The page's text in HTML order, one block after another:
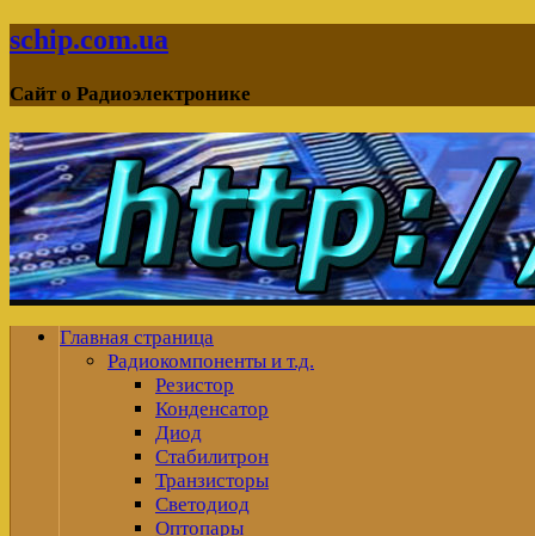
schip.com.ua
Сайт о Радиоэлектронике
Главная страница
Радиокомпоненты и т.д.
Резистор
Конденсатор
Диод
Стабилитрон
Транзисторы
Светодиод
Оптопары